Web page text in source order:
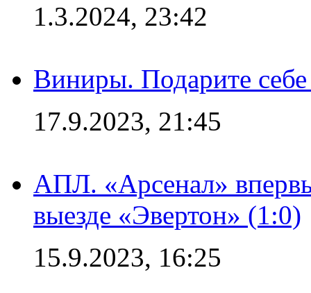
1.3.2024, 23:42
Виниры. Подарите
17.9.2023, 21:45
АПЛ. «Арсенал»
выезде «Эвертон» (1:0)
15.9.2023, 16:25